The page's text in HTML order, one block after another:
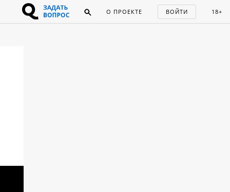
О ПРОЕКТЕ ВОЙТИ 18+